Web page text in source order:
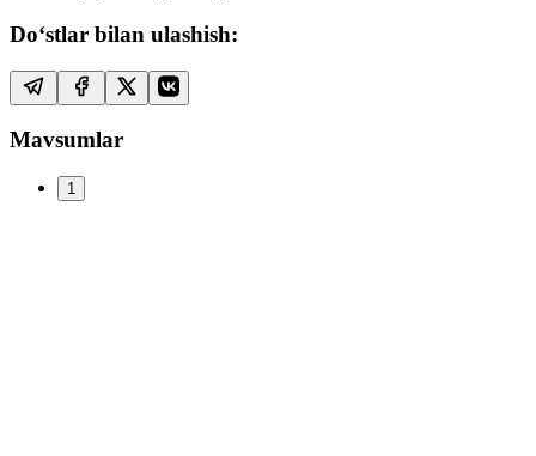
Do‘stlar bilan ulashish:
Mavsumlar
1